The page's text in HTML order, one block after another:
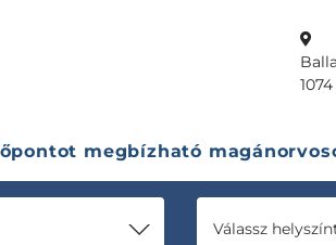
megbízható
Válassz